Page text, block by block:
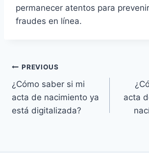
permanecer atentos para
fraudes en línea.
Navegación
de
entradas
PREVIOUS
¿Cómo saber si mi
acta de nacimiento ya
está digitalizada?
acta